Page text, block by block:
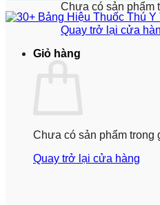
Chưa có sản phẩm
Quay trở lại cửa
Giỏ hàng
Chưa có sản phẩm trong
Quay trở lại cửa hàng